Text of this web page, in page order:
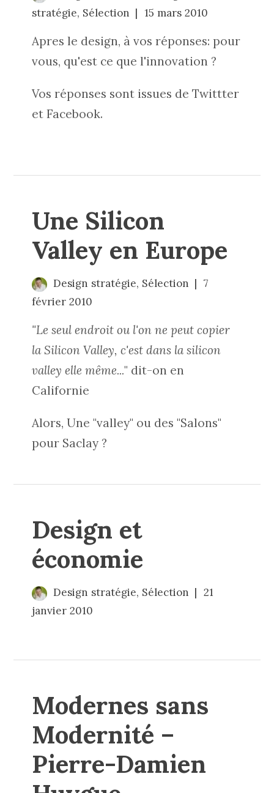
stratégie, Sélection 15 mars 2010
Apres le design, à vos réponses: pour
vous, qu'est ce que l'innovation ?
Vos réponses sont issues de Twittter
et Facebook.
Une Silicon
Valley en Europe
Design stratégie, Sélection
7
février 2010
"Le seul endroit ou l'on ne peut copier
la Silicon Valley, c'est dans la silicon
valley elle même..." dit-on en
Californie
Alors, Une "valley" ou des "Salons"
pour Saclay ?
Design et
économie
Design stratégie, Sélection
21
janvier 2010
Modernes sans
Modernité –
Pierre-Damien